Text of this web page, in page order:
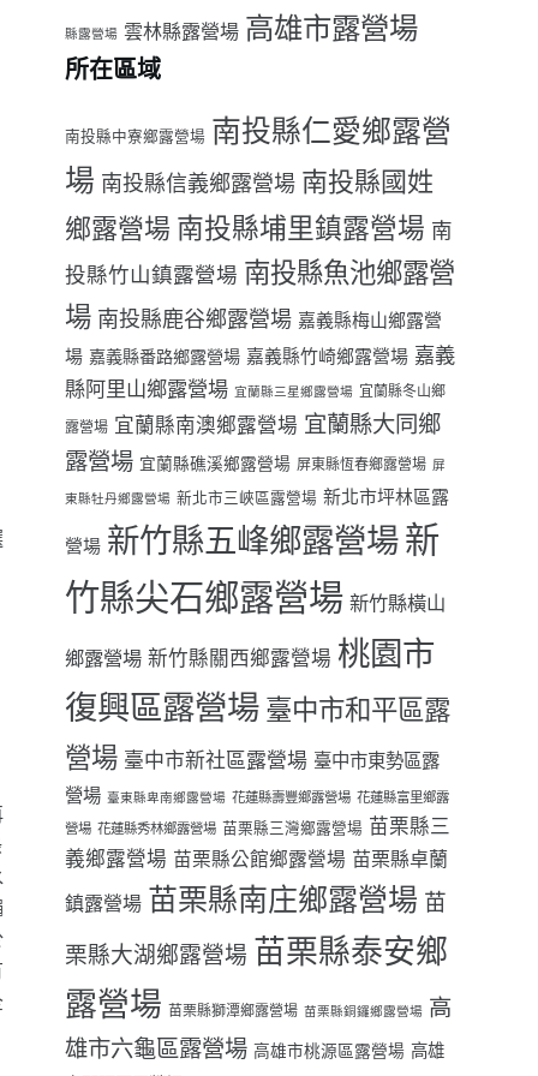
縣露營場 雲林縣露營場 高雄市露營場
所在區域
南投縣中寮鄉露營場 南投縣仁愛鄉露營
場 南投縣信義鄉露營場 南投縣國姓
鄉露營場 南投縣埔里鎮露營場 南
投縣竹山鎮露營場 南投縣魚池鄉露營
場 南投縣鹿谷鄉露營場 嘉義縣梅山鄉露營
場 嘉義縣番路鄉露營場 嘉義縣竹崎鄉露營場 嘉義
縣阿里山鄉露營場 宜蘭縣三星鄉露營場 宜蘭縣冬山鄉
露營場 宜蘭縣南澳鄉露營場 宜蘭縣大同鄉
露營場 宜蘭縣礁溪鄉露營場 屏東縣恆春鄉露營場 屏
東縣牡丹鄉露營場 新北市三峽區露營場 新北市坪林區露
營場 新竹縣五峰鄉露營場新
竹縣尖石鄉露營場 新竹縣橫山
鄉露營場 新竹縣關西鄉露營場 桃園市
復興區露營場 臺中市和平區露
營場 臺中市新社區露營場 臺中市東勢區露
營場 臺東縣卑南鄉露營場 花蓮縣壽豐鄉露營場 花蓮縣富里鄉露
營場 花蓮縣秀林鄉露營場 苗栗縣三灣鄉露營場 苗栗縣三
義鄉露營場 苗栗縣公館鄉露營場 苗栗縣卓蘭
鎮露營場 苗栗縣南庄鄉露營場 苗
栗縣大湖鄉露營場 苗栗縣泰安鄉
露營場 苗栗縣獅潭鄉露營場 苗栗縣銅鑼鄉露營場 高
雄市六龜區露營場 高雄市桃源區露營場 高雄